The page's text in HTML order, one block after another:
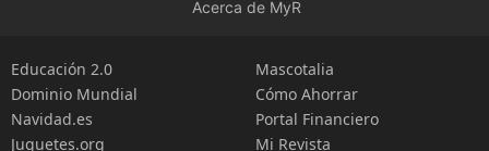
Acerca de MyR
Educación 2.0
Dominio Mundial
Navidad.es
Juguetes.org
Mascotalia
Cómo Ahorrar
Portal Financiero
Mi Revista